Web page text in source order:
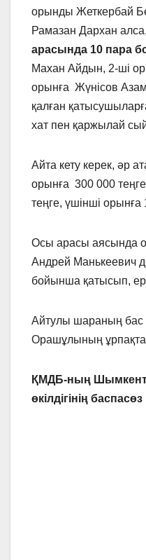
орынды Жеткербай
Рамазан Дархан
арасында 10 пара
Махан Айдын, 2-ші
орынға Жүнісов
қалған
хат пен қаржылай
Айта кету керек, әр
орынға 300 000
теңге, үшінші орынға
Осы арасы аясында
Андрей Манькеевич
бойынша қатысып,
Айтулы шараның бас
Орашұлының
ҚМДБ-ның
өкілдігінің